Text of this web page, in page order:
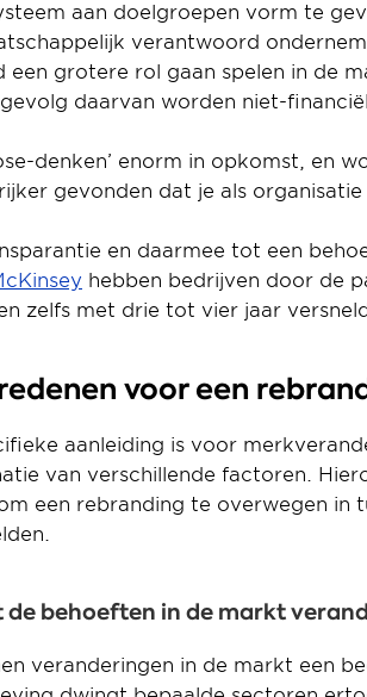
aan doelgroepen vorm te
verantwoord
een grotere rol gaan spelen in de
daarvan worden niet-
denken’ enorm in opkomst, en
gevonden dat je als
en daarmee tot een
hebben bedrijven door de
zelfs met drie tot vier jaar
voor een
aanleiding is voor
van verschillende factoren.
een rebranding te overwegen in
de behoeften in de markt
veranderingen in de markt een